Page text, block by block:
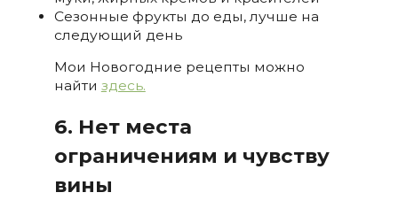
Сезонные фрукты до еды, лучше на
следующий день
Мои Новогодние рецепты можно
найти здесь.
6. Нет места
ограничениям и чувству
вины